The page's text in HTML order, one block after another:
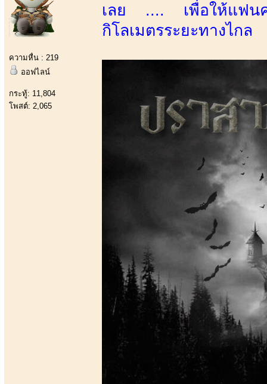
ความหื่น : 219
ออฟไลน์
กระทู้: 11,804
โพสต์: 2,065
เลย .... เพื่อให้แฟนค
กิโลเมตรระยะทางไกล